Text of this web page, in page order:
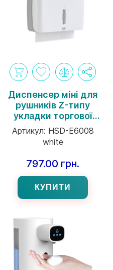
Диспенсер міні для
рушників Z-типу
укладки торгової
марки Interhasa
INSPIRE Serie білий
Артикул: HSD-E6008
white
797.00 грн.
КУПИТИ